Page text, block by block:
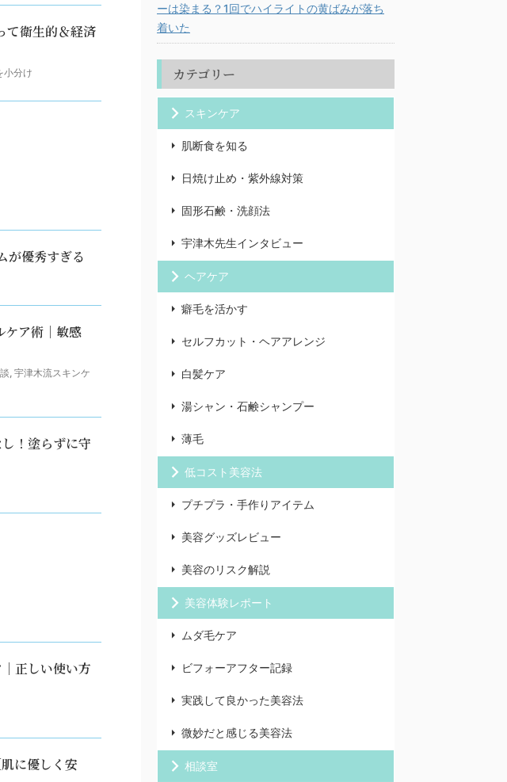
て衛生的＆経済
小分け
が優秀すぎる
ケア術｜敏感
宇津木流スキンケ
！塗らずに守
正しい使い方
に優しく安
ーは染まる？1回でハイライトの黄ばみが落ち
着いた
カテゴリー
スキンケア
肌断食を知る
日焼け止め・紫外線対策
固形石鹸・洗顔法
宇津木先生インタビュー
ヘアケア
癖毛を活かす
セルフカット・ヘアアレンジ
白髪ケア
湯シャン・石鹸シャンプー
薄毛
低コスト美容法
プチプラ・手作りアイテム
美容グッズレビュー
美容のリスク解説
美容体験レポート
ムダ毛ケア
ビフォーアフター記録
実践して良かった美容法
微妙だと感じる美容法
相談室